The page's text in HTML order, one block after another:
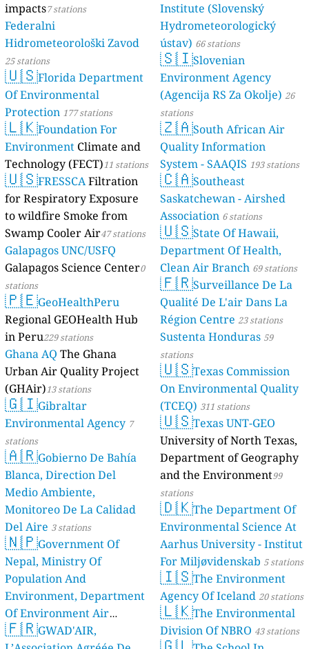
impacts7 stations
Federalni
Hidrometeorološki Zavod
25 stations
🇺🇸Florida Department
Of Environmental
Protection 177 stations
🇱🇰Foundation For
Environment Climate and
Technology (FECT)11 stations
🇺🇸FRESSCAFiltration
for Respiratory Exposure
to wildfire Smoke from
Swamp Cooler Air47 stations
Galapagos UNC/USFQ
Galapagos Science Center0
stations
🇵🇪GeoHealthPeru
Regional GEOHealth Hub
in Peru229 stations
Ghana AQ The Ghana
Urban Air Quality Project
(GHAir)13 stations
🇬🇮Gibraltar
Environmental Agency 7
stations
🇦🇷Gobierno De Bahía
Blanca, Direction Del
Medio Ambiente,
Monitoreo De La Calidad
Del Aire 3 stations
🇳🇵Government Of
Nepal, Ministry Of
Population And
Environment, Department
Of Environment Air
Quality Monitoring
🇫🇷GWAD'AIR,
Institute (Slovenský
Hydrometeorologický
ústav) 66 stations
🇸🇮Slovenian
Environment Agency
(Agencija RS Za Okolje) 26
stations
🇿🇦South African Air
Quality Information
System - SAAQIS 193 stations
🇨🇦Southeast
Saskatchewan - Airshed
Association 6 stations
🇺🇸State Of Hawaii,
Department Of Health,
Clean Air Branch 69 stations
🇫🇷Surveillance De La
Qualité De L'air Dans La
Région Centre 23 stations
Sustenta Honduras 59
stations
🇺🇸Texas Commission
On Environmental Quality
(TCEQ) 311 stations
🇺🇸Texas UNT-GEO
University of North Texas,
Department of Geography
and the Environment99
stations
🇩🇰The Department Of
Environmental Science At
Aarhus University - Institut
For Miljøvidenskab 5 stations
🇮🇸The Environment
Agency Of Iceland 20 stations
🇱🇰The Environmental
Division Of NBRO 43 stations